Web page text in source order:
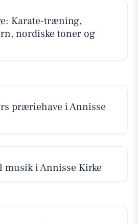
Karate-træning,
nordiske toner og
præriehave i Annisse
musik i Annisse Kirke